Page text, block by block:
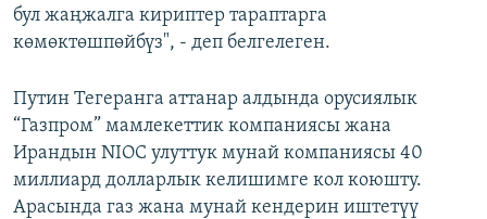
бул жаңжалга кириптер тараптарга
көмөктөшпөйбүз", - деп белгелеген.
Путин Тегеранга аттанар алдында орусиялык
“Газпром” мамлекеттик компаниясы жана
Ирандын NIOC улуттук мунай компаниясы 40
миллиард долларлык келишимге кол коюшту.
Арасында газ жана мунай кендерин иштетүү